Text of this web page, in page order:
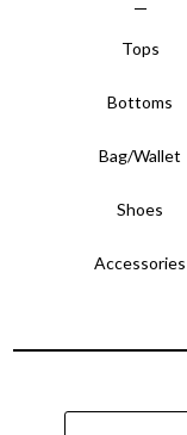
Tops
Bottoms
Bag/Wallet
Shoes
Accessories